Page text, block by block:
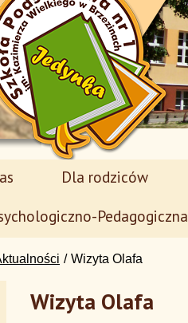
Dla rodziców
Pedagogiczna
Wizyta Olafa
Wizyta Olafa